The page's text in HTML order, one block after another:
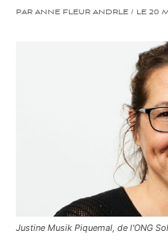
PAR ANNE FLEUR ANDRLE / LE 20
Justine Musik Piquemal, de l'ONG